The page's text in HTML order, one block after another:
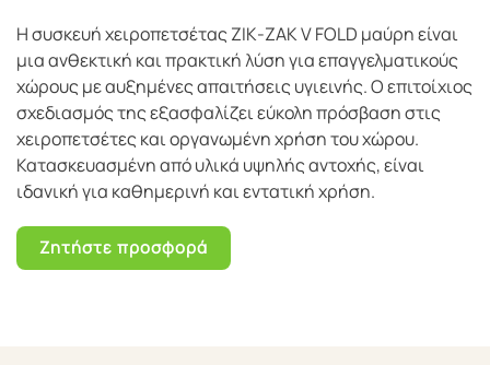
Η συσκευή χειροπετσέτας ΖΙΚ-ΖΑΚ V FOLD μαύρη είναι
μια ανθεκτική και πρακτική λύση για επαγγελματικούς
χώρους με αυξημένες απαιτήσεις υγιεινής. Ο επιτοίχιος
σχεδιασμός της εξασφαλίζει εύκολη πρόσβαση στις
χειροπετσέτες και οργανωμένη χρήση του χώρου.
Κατασκευασμένη από υλικά υψηλής αντοχής, είναι
ιδανική για καθημερινή και εντατική χρήση.
Ζητήστε προσφορά